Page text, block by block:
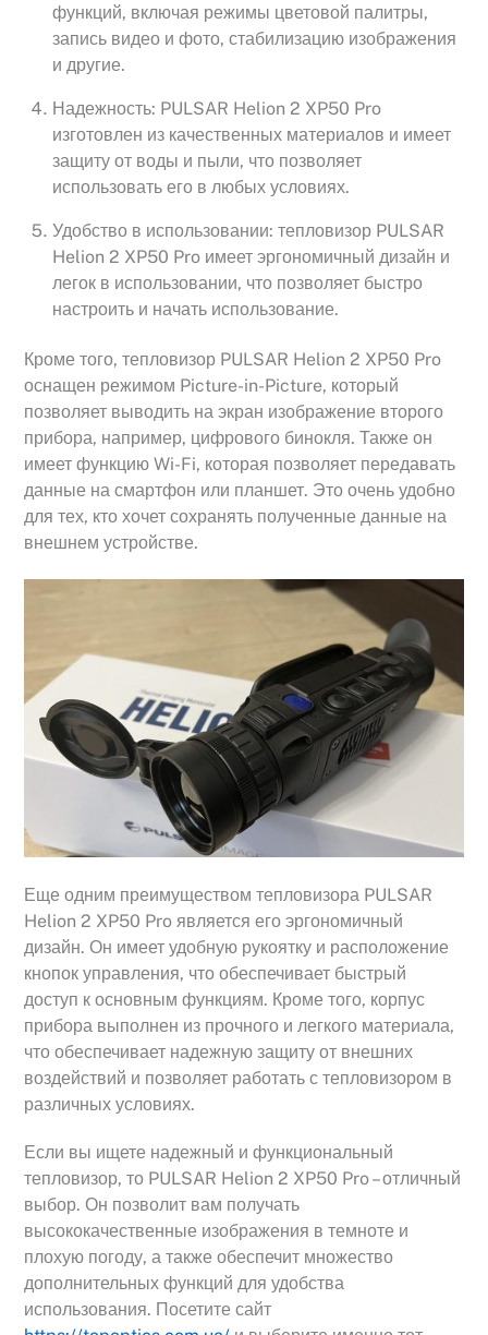
функций, включая режимы цветовой палитры,
запись видео и фото, стабилизацию изображения
и другие.
Надежность: PULSAR Helion 2 XP50 Pro
изготовлен из качественных материалов и имеет
защиту от воды и пыли, что позволяет
использовать его в любых условиях.
Удобство в использовании: тепловизор PULSAR
Helion 2 XP50 Pro имеет эргономичный дизайн и
легок в использовании, что позволяет быстро
настроить и начать использование.
Кроме того, тепловизор PULSAR Helion 2 XP50 Pro
оснащен режимом Picture-in-Picture, который
позволяет выводить на экран изображение второго
прибора, например, цифрового бинокля. Также он
имеет функцию Wi-Fi, которая позволяет передавать
данные на смартфон или планшет. Это очень удобно
для тех, кто хочет сохранять полученные данные на
внешнем устройстве.
Еще одним преимуществом тепловизора PULSAR
Helion 2 XP50 Pro является его эргономичный
дизайн. Он имеет удобную рукоятку и расположение
кнопок управления, что обеспечивает быстрый
доступ к основным функциям. Кроме того, корпус
прибора выполнен из прочного и легкого материала,
что обеспечивает надежную защиту от внешних
воздействий и позволяет работать с тепловизором в
различных условиях.
Если вы ищете надежный и функциональный
тепловизор, то PULSAR Helion 2 XP50 Pro – отличный
выбор. Он позволит вам получать
высококачественные изображения в темноте и
плохую погоду, а также обеспечит множество
дополнительных функций для удобства
использования. Посетите сайт